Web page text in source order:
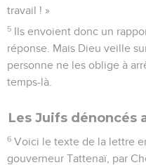
travail ! »
5 Ils envoient donc un
réponse. Mais Dieu veille
personne ne les oblige à
temps-là.
Les Juifs dénoncés
6 Voici le texte de la lettre
gouverneur Tattenaï, par